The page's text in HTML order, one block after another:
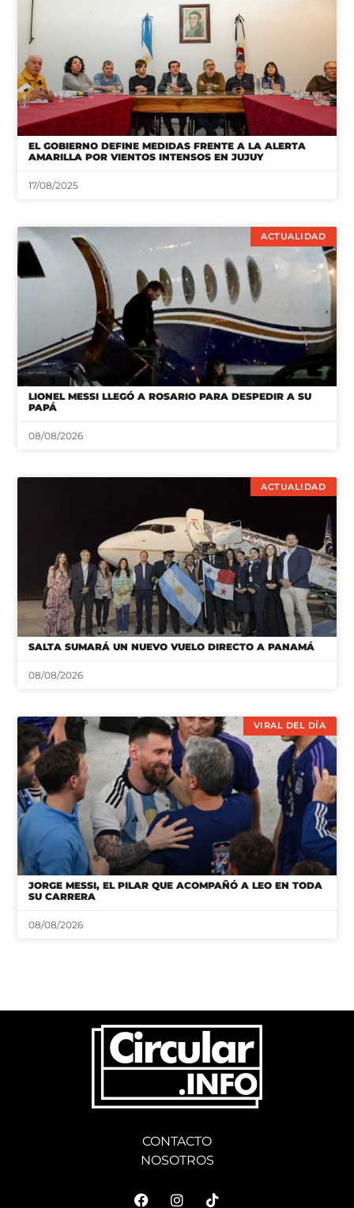
EL GOBIERNO DEFINE MEDIDAS FRENTE A LA ALERTA
AMARILLA POR VIENTOS INTENSOS EN JUJUY
17/08/2025
ACTUALIDAD
LIONEL MESSI LLEGÓ A ROSARIO PARA DESPEDIR A SU
PAPÁ
08/08/2026
ACTUALIDAD
SALTA SUMARÁ UN NUEVO VUELO DIRECTO A PANAMÁ
08/08/2026
VIRAL DEL DÍA
JORGE MESSI, EL PILAR QUE ACOMPAÑÓ A LEO EN TODA
SU CARRERA
08/08/2026
CONTACTO
NOSOTROS